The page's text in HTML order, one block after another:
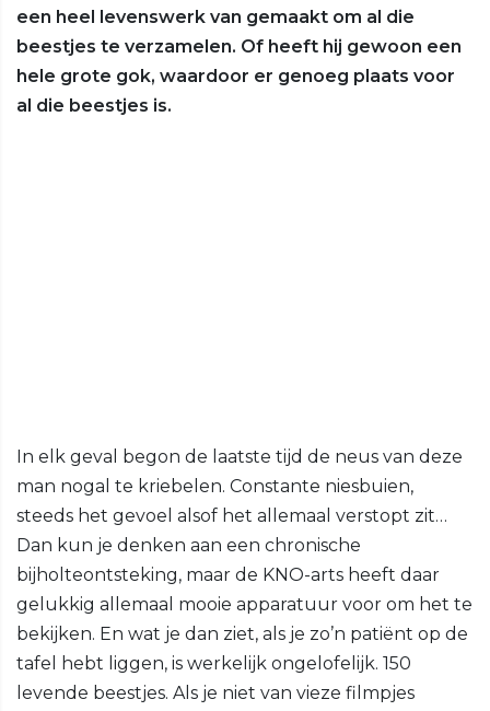
een heel levenswerk van gemaakt om al die
beestjes te verzamelen. Of heeft hij gewoon een
hele grote gok, waardoor er genoeg plaats voor
al die beestjes is.
In elk geval begon de laatste tijd de neus van deze
man nogal te kriebelen. Constante niesbuien,
steeds het gevoel alsof het allemaal verstopt zit…
Dan kun je denken aan een chronische
bijholteontsteking, maar de KNO-arts heeft daar
gelukkig allemaal mooie apparatuur voor om het te
bekijken. En wat je dan ziet, als je zo’n patiënt op de
tafel hebt liggen, is werkelijk ongelofelijk. 150
levende beestjes. Als je niet van vieze filmpjes